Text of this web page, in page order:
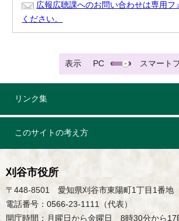
広報広聴課へのお問い合わせは専用フ
ください。
表示 PC スマート
リンク集
このサイトの考え方
刈谷市役所
〒448-8501 愛知県刈谷市東陽町1丁目1番地
電話番号：0566-23-1111（代表）
開庁時間：月曜日から金曜日 8時30分から17